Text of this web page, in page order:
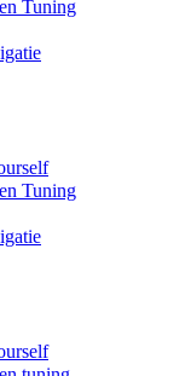
Tuning
Tuning